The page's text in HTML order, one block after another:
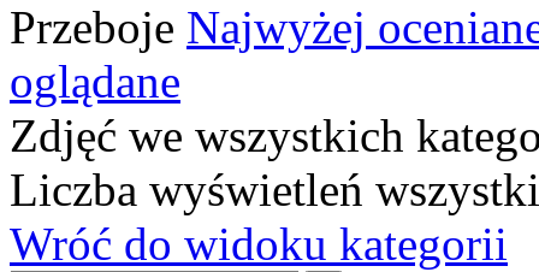
Przeboje Najwyżej
oglądane
Zdjęć we wszystkich
Liczba wyświetleń
Wróć do widoku kategorii